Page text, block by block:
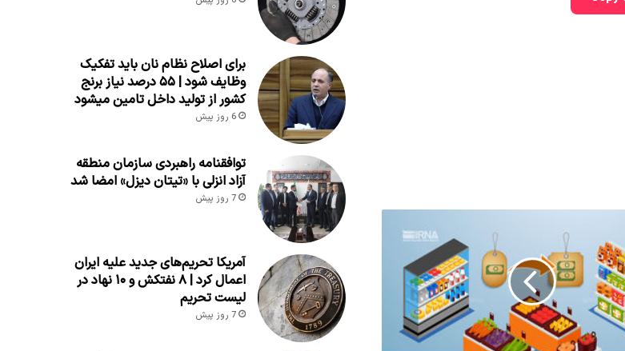
برای اصلاح نظام نان باید تفکیک
وظایف شود | ۵۵ درصد نیاز برنج
کشور از تولید داخل تامین میشود
6 روز پیش
توافقنامه راهبردی سازمان منطقه
آزاد انزلی با «تیتان دیزل» امضا شد
7 روز پیش
آمریکا تحریم‌های جدید علیه ایران
اعمال کرد | ۸ نفتکش و ۱۰ نهاد در
لیست تحریم
7 روز پیش